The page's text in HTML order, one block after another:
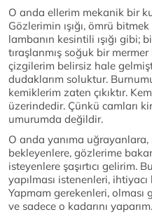
O anda ellerim mekanik bir
Gözlerimin ışığı, ömrü
lambanın kesintili ışığı gibi;
tıraşlanmış soğuk bir
çizgilerim belirsiz hale
dudaklarım soluktur.
kemiklerim zaten çıkıktır.
üzerindedir. Çünkü camları
umurumda değildir.
O anda yanıma uğrayanlara,
bekleyenlere, gözlerime
isteyenlere şaşırtıcı gelirim.
yapılması istenenleri,
Yapmam gerekenleri, olması
ve sadece o kadarını yaparım.